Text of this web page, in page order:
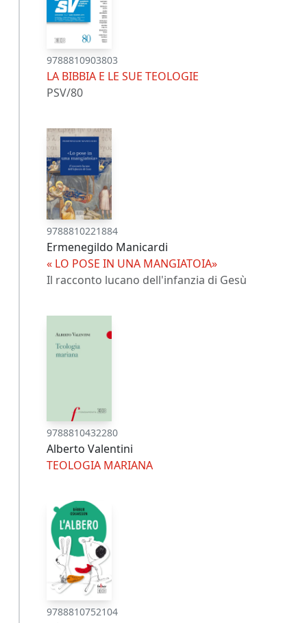
9788810903803
LA BIBBIA E LE SUE TEOLOGIE
PSV/80
9788810221884
Ermenegildo Manicardi
« LO POSE IN UNA MANGIATOIA»
Il racconto lucano dell'infanzia di Gesù
9788810432280
Alberto Valentini
TEOLOGIA MARIANA
9788810752104